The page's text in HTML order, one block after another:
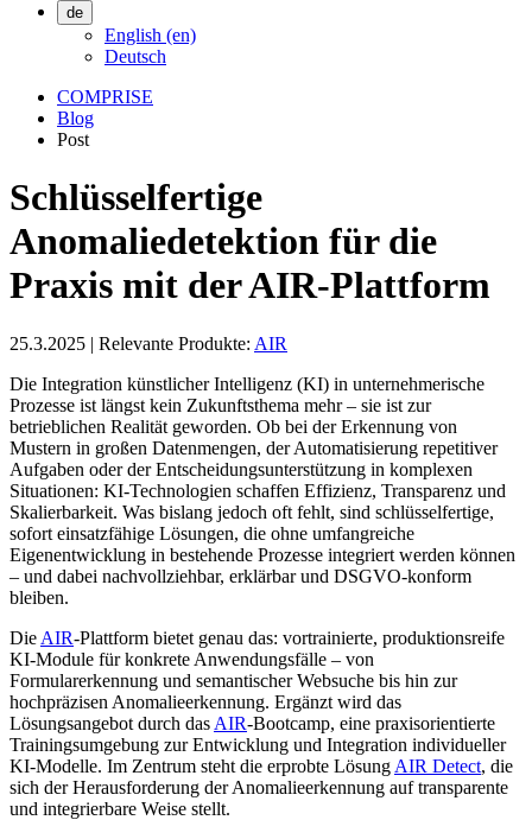
de
English (en)
Deutsch
COMPRISE
Blog
Post
Schlüsselfertige
Anomaliedetektion für die
Praxis mit der AIR-Plattform
25.3.2025 | Relevante Produkte: AIR
Die Integration künstlicher Intelligenz (KI) in unternehmerische
Prozesse ist längst kein Zukunftsthema mehr – sie ist zur
betrieblichen Realität geworden. Ob bei der Erkennung von
Mustern in großen Datenmengen, der Automatisierung repetitiver
Aufgaben oder der Entscheidungsunterstützung in komplexen
Situationen: KI-Technologien schaffen Effizienz, Transparenz und
Skalierbarkeit. Was bislang jedoch oft fehlt, sind schlüsselfertige,
sofort einsatzfähige Lösungen, die ohne umfangreiche
Eigenentwicklung in bestehende Prozesse integriert werden können
– und dabei nachvollziehbar, erklärbar und DSGVO-konform
bleiben.
Die AIR-Plattform bietet genau das: vortrainierte, produktionsreife
KI-Module für konkrete Anwendungsfälle – von
Formularerkennung und semantischer Websuche bis hin zur
hochpräzisen Anomalieerkennung. Ergänzt wird das
Lösungsangebot durch das AIR-Bootcamp, eine praxisorientierte
Trainingsumgebung zur Entwicklung und Integration individueller
KI-Modelle. Im Zentrum steht die erprobte Lösung AIR Detect, die
sich der Herausforderung der Anomalieerkennung auf transparente
und integrierbare Weise stellt.